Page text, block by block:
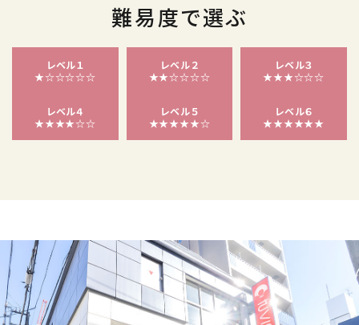
難易度で選ぶ
レベル１
★☆☆☆☆☆
レベル２
★★☆☆☆☆
レベル３
★★★☆☆☆
レベル４
★★★★☆☆
レベル５
★★★★★☆
レベル６
★★★★★★